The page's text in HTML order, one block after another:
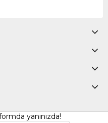
yanınızda!